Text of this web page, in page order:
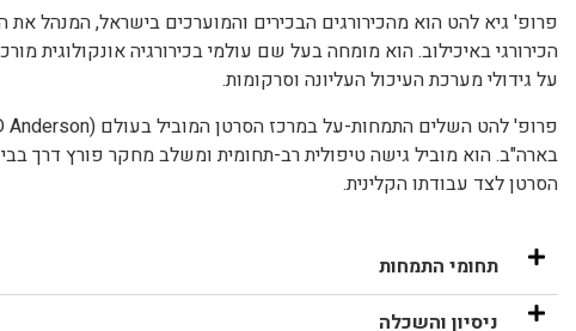
פרופ' גיא להט הוא מהכירורגים הבכירים והמוערכים בישראל, המנהל את
הכירורגי באיכילוב. הוא מומחה בעל שם עולמי בכירורגיה אונקולוגית
על גידולי מערכת העיכול העליונה וסרקומות.
בארה"ב. הוא מוביל גישה טיפולית רב-תחומית ומשלב מחקר פורץ דרך
הסרטן לצד עבודתו הקלינית.
תחומי התמחות
ניסיון והשכלה